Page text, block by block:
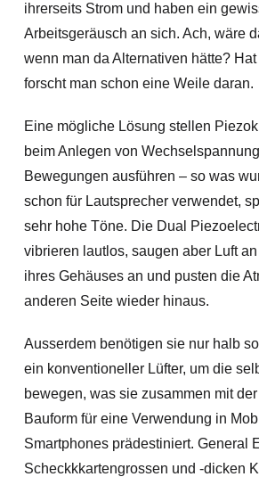
ihrerseits Strom und haben ein
Arbeitsgeräusch an sich. Ach, wäre
wenn man da Alternativen hätte?
forscht man schon eine Weile daran.
Eine mögliche Lösung stellen
beim Anlegen von
Bewegungen ausführen – so was
schon für Lautsprecher verwendet,
sehr hohe Töne. Die Dual
vibrieren lautlos, saugen aber Luft
ihres Gehäuses an und pusten die
anderen Seite wieder hinaus.
Ausserdem benötigen sie nur halb
ein konventioneller Lüfter, um die
bewegen, was sie zusammen mit
Bauform für eine Verwendung in
Smartphones prädestiniert. General
Scheckkkartengrossen und -dicken